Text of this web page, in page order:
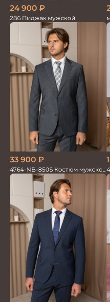
24 900 ₽
286 Пиджак мужской
33 900 ₽
4764-NB-850S Костюм мужской
двойка в полоску